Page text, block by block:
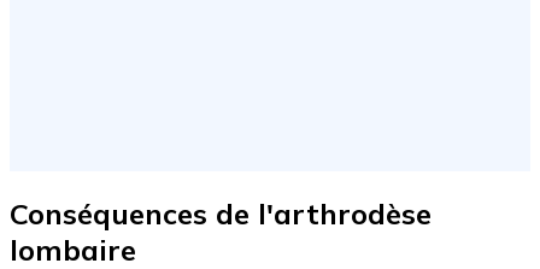
Conséquences de l'arthrodèse
lombaire